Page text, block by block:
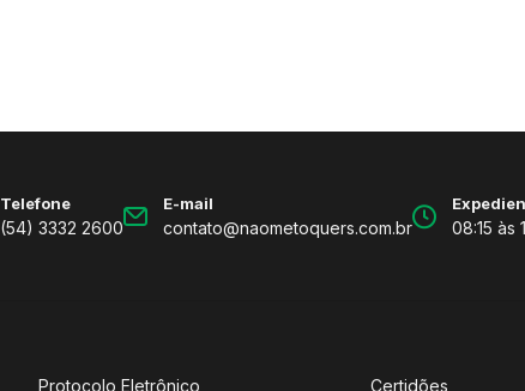
Telefone
(54) 3332 2600
E-mail
contato@naometoquers.com.br 08:15 às
Protocolo Eletrônico Certidões